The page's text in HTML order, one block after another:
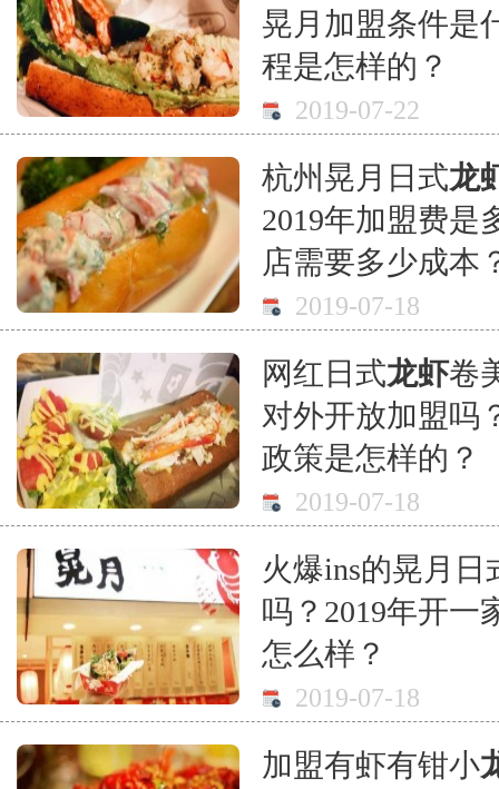
晃月加盟条件是
程是怎样的？
2019-07-22
杭州晃月日式龙
2019年加盟费是
店需要多少成本
2019-07-18
网红日式龙虾卷
对外开放加盟吗
政策是怎样的？
2019-07-18
火爆ins的晃月日
吗？2019年开一
怎么样？
2019-07-18
加盟有虾有钳小